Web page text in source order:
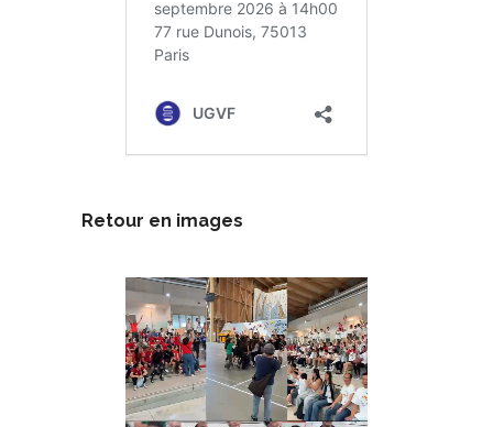
Retour en images